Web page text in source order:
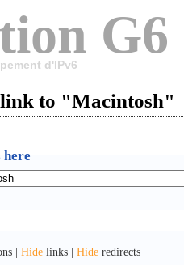
G6
d'IPv6
link to "Macintosh"
| Hidelinks | Hideredirects